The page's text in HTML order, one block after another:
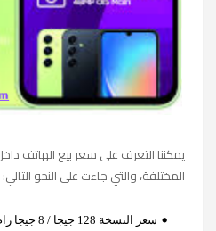
يمكننا التعرف على سعر بيع الهاتف
المختلفة، والتي جاءت على النحو التالي:
سعر النسخة 128 جيجا / 8 جيجا رام / تبلغ حوالي